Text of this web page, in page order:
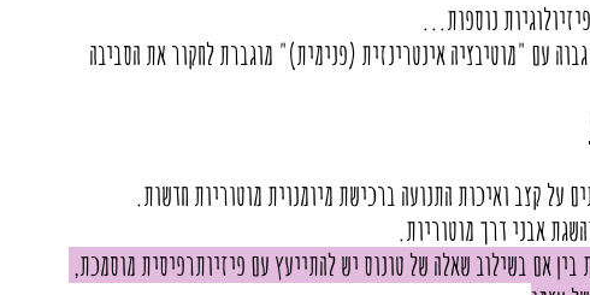
נוספות...
עם "מוטיבציה אינטרינזית (פנימית)" מוגברת לחקור את הסביבה
על קצב ואיכות התנועה ברכישת מיומנוית מוטוריות חדשות.
אבני דרך מוטוריות.
אם בשילוב שאלה של טונוס יש להתייעץ עם פיזיותרפיסית מוסמכת,